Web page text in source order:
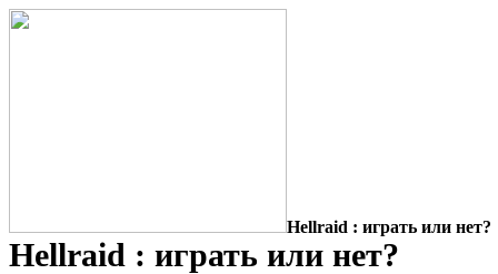
Hellraid : играть или нет?
Hellraid : играть или нет?